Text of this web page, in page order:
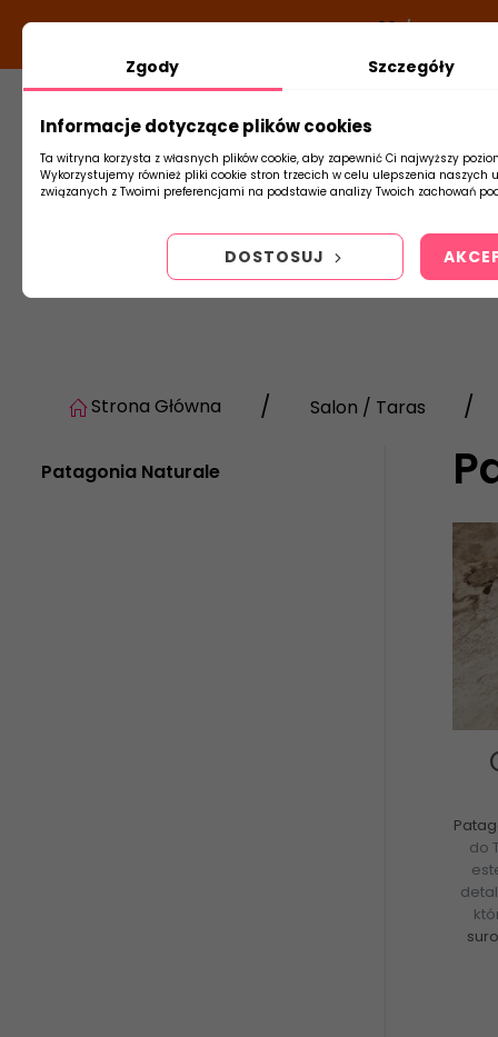
DODATKOWY RABAT Z KODEM:NEWLOOK26/TUBADZIN
Płytki
Strona Główna Salon / Taras
Patagonia Naturale
do
Zgody Szczegóły
Informacje dotyczące plików cookies
Ta witryna korzysta z własnych plików cookie, aby zapewnić Ci najwyższy
Wykorzystujemy również pliki cookie stron trzecich w celu ulepszenia
związanych z Twoimi preferencjami na podstawie analizy Twoich zachowań
DOSTOSUJ